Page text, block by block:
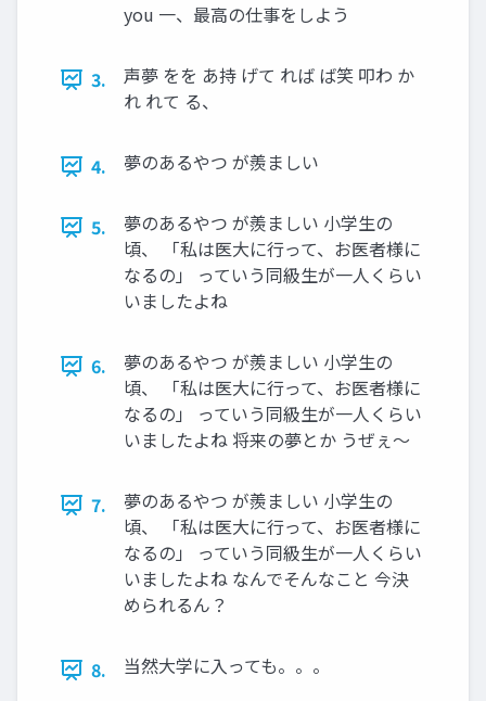
you 一、最高の仕事をしよう
3.
声夢 をを あ持 げて れば ば笑 叩わ か
れ れて る、
4. 夢のあるやつ が羨ましい
5.
夢のあるやつ が羨ましい 小学生の
頃、 「私は医大に行って、お医者様に
なるの」 っていう同級生が一人くらい
いましたよね
6.
夢のあるやつ が羨ましい 小学生の
頃、 「私は医大に行って、お医者様に
なるの」 っていう同級生が一人くらい
いましたよね 将来の夢とか うぜぇ〜
7.
夢のあるやつ が羨ましい 小学生の
頃、 「私は医大に行って、お医者様に
なるの」 っていう同級生が一人くらい
いましたよね なんでそんなこと 今決
められるん？
8. 当然大学に入っても。。。